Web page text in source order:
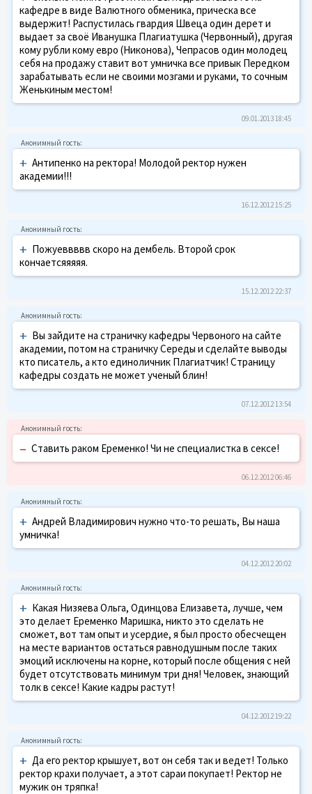
кафедре в виде Валютного обменика, прическа все
выдержит! Распустилась гвардия Швеца один дерет и
выдает за своё Иванушка Плагиатушка (Червонный), другая
кому рубли кому евро (Никонова), Чепрасов один молодец
себя на продажу ставит вот умничка все привык Передком
зарабатывать если не своими мозгами и руками, то сочным
Женькиным местом!
09.01.2013 18:45
+ Антипенко на ректора! Молодой ректор нужен
академии!!!
16.12.2012 15:25
+ Пожуеввввв скоро на дембель. Второй срок
кончаетсяяяяя.
15.12.2012 22:37
+ Вы зайдите на страничку кафедры Червоного на сайте
академии, потом на страничку Середы и сделайте выводы
кто писатель, а кто единоличник Плагиатчик! Страницу
кафедры создать не может ученый блин!
07.12.2012 13:54
– Ставить раком Еременко! Чи не специалистка в сексе!
06.12.2012 06:46
+ Андрей Владимирович нужно что-то решать, Вы наша
умничка!
04.12.2012 20:02
+ Какая Низяева Ольга, Одинцова Елизавета, лучше, чем
это делает Еременко Маришка, никто это сделать не
сможет, вот там опыт и усердие, я был просто обесчещен
на месте вариантов остаться равнодушным после таких
эмоций исключены на корне, который после общения с ней
будет отсутствовать минимум три дня! Человек, знающий
толк в сексе! Какие кадры растут!
04.12.2012 19:22
+ Да его ректор крышует, вот он себя так и ведет! Только
ректор крахи получает, а этот сараи покупает! Ректор не
мужик он тряпка!